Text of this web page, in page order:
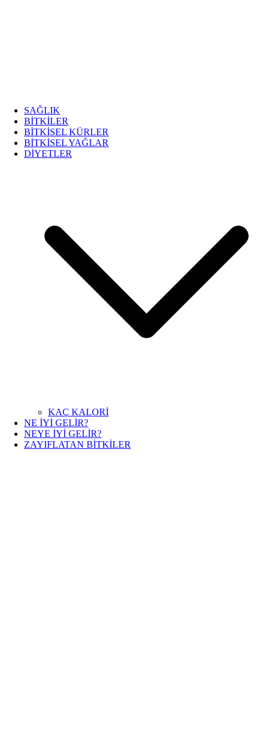
SAĞLIK
BİTKİLER
BİTKİSEL KÜRLER
BİTKİSEL YAĞLAR
DİYETLER
KAÇ KALORİ
NE İYİ GELİR?
NEYE İYİ GELİR?
ZAYIFLATAN BİTKİLER